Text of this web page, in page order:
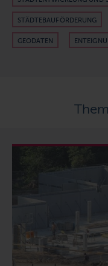
STÄDTEBAUFÖRDERUNG
GEODATEN